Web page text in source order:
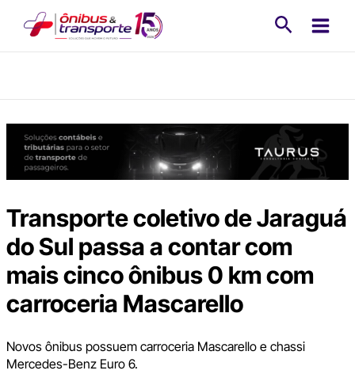
Transporte coletivo de Jaraguá
do Sul passa a contar com
mais cinco ônibus 0 km com
carroceria Mascarello
Novos ônibus possuem carroceria Mascarello e chassi
Mercedes-Benz Euro 6.